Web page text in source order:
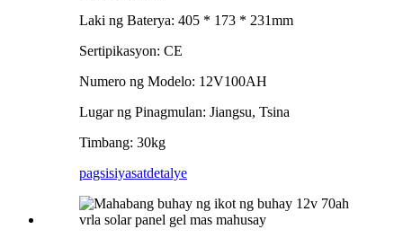
Laki ng Baterya: 405 * 173 * 231mm
Sertipikasyon: CE
Numero ng Modelo: 12V100AH
Lugar ng Pinagmulan: Jiangsu, Tsina
Timbang: 30kg
pagsisiyasatdetalye